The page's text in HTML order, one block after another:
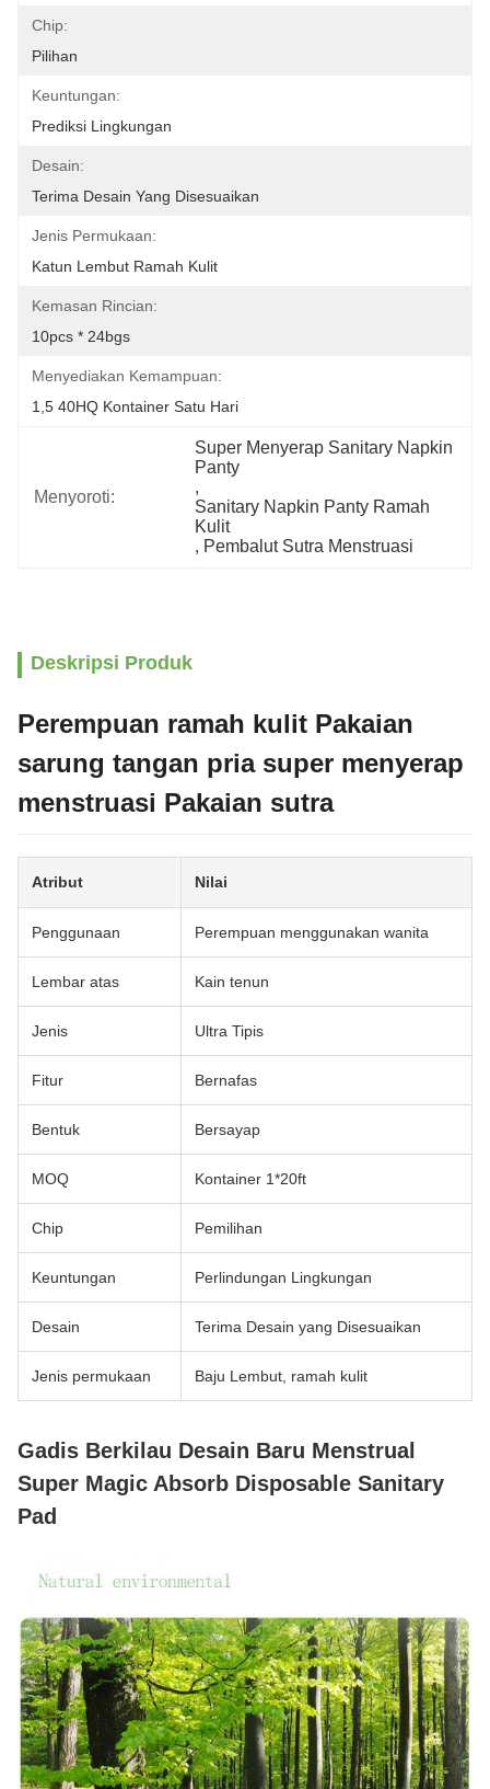
Chip:
Pilihan
Keuntungan:
Prediksi Lingkungan
Desain:
Terima Desain Yang Disesuaikan
Jenis Permukaan:
Katun Lembut Ramah Kulit
Kemasan Rincian:
10pcs * 24bgs
Menyediakan Kemampuan:
1,5 40HQ Kontainer Satu Hari
Menyoroti:
Super Menyerap Sanitary Napkin
Panty
,
Sanitary Napkin Panty Ramah
Kulit
, Pembalut Sutra Menstruasi
Deskripsi Produk
Perempuan ramah kulit Pakaian
sarung tangan pria super menyerap
menstruasi Pakaian sutra
Atribut Nilai
Penggunaan Perempuan menggunakan wanita
Lembar atas Kain tenun
Jenis Ultra Tipis
Fitur Bernafas
Bentuk Bersayap
MOQ Kontainer 1*20ft
Chip Pemilihan
Keuntungan Perlindungan Lingkungan
Desain Terima Desain yang Disesuaikan
Jenis permukaan Baju Lembut, ramah kulit
Gadis Berkilau Desain Baru Menstrual
Super Magic Absorb Disposable Sanitary
Pad